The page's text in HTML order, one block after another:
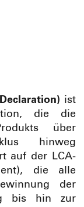
ist
die die
über
hinweg
auf der LCA-
die alle
der
bis hin zur